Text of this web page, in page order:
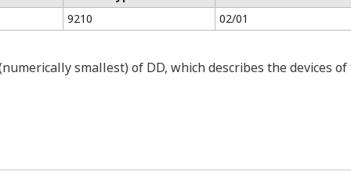
9210 02/01
smallest) of DD, which describes the devices of